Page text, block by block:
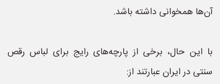
آن‌ها همخوانی داشته باشد.
با این حال، برخی از پارچه‌های رایج برای لباس رقص
سنتی در ایران عبارتند از: